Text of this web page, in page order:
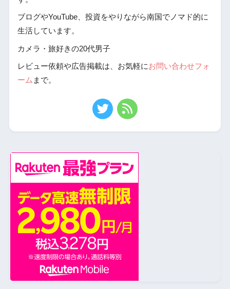
ブログやYouTube、投資をやりながら南国でノマド的に
生活しています。
カメラ・旅好きの20代男子
レビュー依頼や広告掲載は、お気軽にお問い合わせフォ
ーム まで。